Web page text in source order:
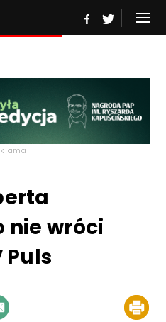
nie wróci
Puls